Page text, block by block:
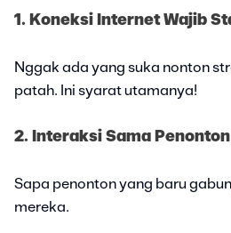
1. Koneksi Internet Wajib
Nggak ada yang suka nonton
patah. Ini syarat utamanya!
2. Interaksi Sama Penonton
Sapa penonton yang baru
mereka.